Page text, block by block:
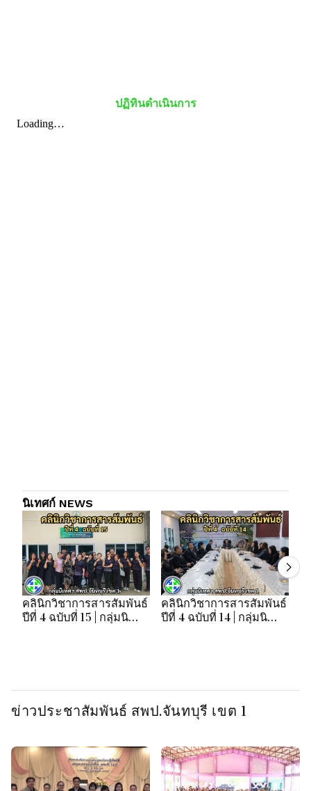
ปฏิทินดำเนินการ
นิเทศก์ NEWS
คลินิกวิชาการสารสัมพันธ์
ปีที่ 4 ฉบับที่ 15 | กลุ่มนิ
คลินิกวิชาการสารสัมพันธ์
ปีที่ 4 ฉบับที่ 14 | กลุ่มนิ
ข่าวประชาสัมพันธ์ สพป.จันทบุรี เขต 1